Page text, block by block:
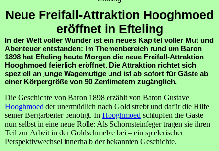
Neue Freifall-Attraktion Hooghmoed
eröffnet in Efteling
In der Welt voller Wunder ist ein neues Kapitel voller Mut und
Abenteuer entstanden: Im Themenbereich rund um Baron
1898 hat Efteling heute Morgen die neue Freifall-Attraktion
Hooghmoed feierlich eröffnet. Die Attraktion richtet sich
speziell an junge Wagemutige und ist ab sofort für Gäste ab
einer Körpergröße von 90 Zentimetern zugänglich.
Die Geschichte von Baron 1898 erzählt von Baron Gustave
Hooghmoed der unermüdlich nach Gold strebt und dafür die Hilfe
seiner Bergarbeiter benötigt. In Hooghmoed schlüpfen die Gäste
nun selbst in eine neue Rolle: Als Schornsteinfeger tragen sie ihren
Teil zur Arbeit in der Goldschmelze bei – ein spielerischer
Perspektivwechsel innerhalb der bekannten Geschichte.